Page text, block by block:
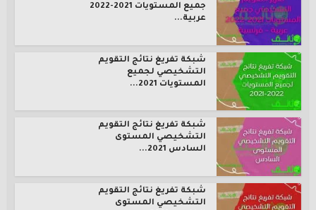
جميع المستويات 2021-2022
عربية...
شبكة تفريغ نتائج التقويم
التشخيصي لجميع
المستويات 2021...
شبكة تفريغ نتائج التقويم
التشخيصي المستوى
السادس 2021...
شبكة تفريغ نتائج التقويم
التشخيصي المستوى